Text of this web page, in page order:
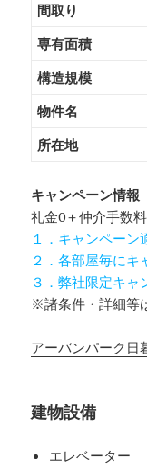
間取り
専有面積
構造規模
物件名
所在地
キャンペーン情報
礼金0＋仲介手数
１．キャンペーン
２．各部屋毎にキ
３．弊社限定キャ
※諸条件・詳細等
アーバンパーク日
建物設備
エレベーター